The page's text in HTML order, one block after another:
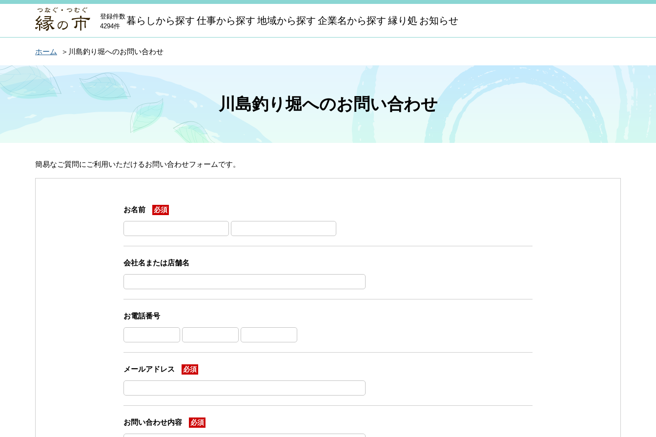
登録件数
4294件
暮らしから探す 仕事から探す 地域から探す 企業名から探す 縁り処 お知らせ
ホーム 川島釣り堀へのお問い合わせ
川島釣り堀へのお問い合わせ
簡易なご質問にご利用いただけるお問い合わせフォームです。
お名前 必須
会社名または店舗名
お電話番号
メールアドレス 必須
お問い合わせ内容 必須